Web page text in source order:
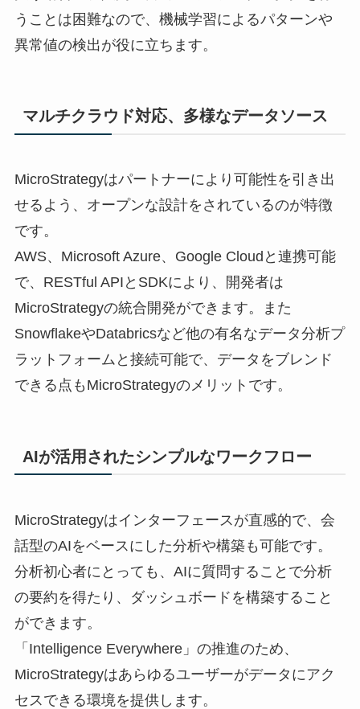
うことは困難なので、機械学習によるパターンや
異常値の検出が役に立ちます。
マルチクラウド対応、多様なデータソース
MicroStrategyはパートナーにより可能性を引き出
せるよう、オープンな設計をされているのが特徴
です。
AWS、Microsoft Azure、Google Cloudと連携可能
で、RESTful APIとSDKにより、開発者は
MicroStrategyの統合開発ができます。また
SnowflakeやDatabricsなど他の有名なデータ分析プ
ラットフォームと接続可能で、データをブレンド
できる点もMicroStrategyのメリットです。
AIが活用されたシンプルなワークフロー
MicroStrategyはインターフェースが直感的で、会
話型のAIをベースにした分析や構築も可能です。
分析初心者にとっても、AIに質問することで分析
の要約を得たり、ダッシュボードを構築すること
ができます。
「Intelligence Everywhere」の推進のため、
MicroStrategyはあらゆるユーザーがデータにアク
セスできる環境を提供します。